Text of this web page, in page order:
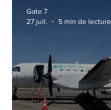
Gate 7
27 juil.
5 min de lecture